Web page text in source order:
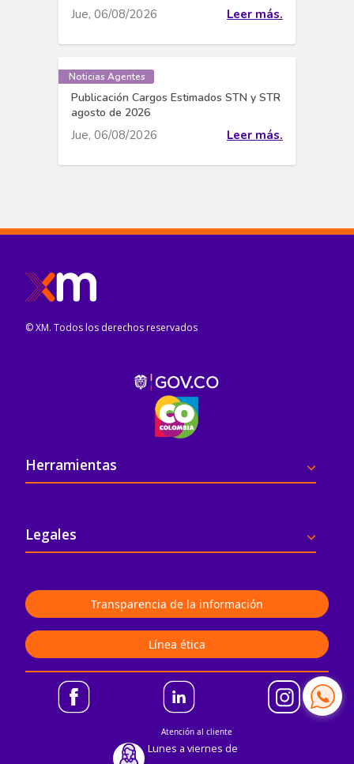
Atención al cliente
Lunes a viernes de
Jue, 06/08/2026 Leer más.
Noticias Agentes
Publicación Cargos Estimados STN y STR
agosto de 2026
Jue, 06/08/2026 Leer más.
© XM. Todos los derechos reservados
Pie de página
Herramientas
Legales
Transparencia de la información
Línea ética